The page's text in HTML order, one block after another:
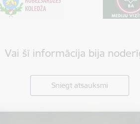
Vai šī informācija bija
Sniegt atsauksmi